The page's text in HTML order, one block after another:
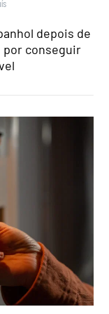
depois de
por conseguir